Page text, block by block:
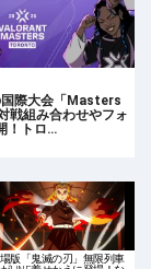
際大会「Masters
戦組み合わせやフォ
！トロ…
版「鬼滅の刃」無限列車